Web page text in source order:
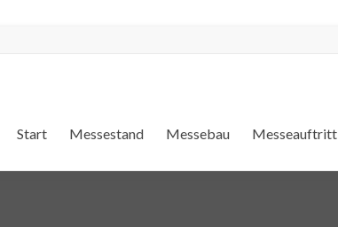
Start Messestand Messebau Messeauftritt